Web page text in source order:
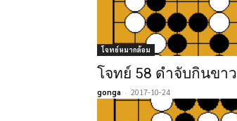
โจทย์หมากล้อม
โจทย์ 58 ดำจับกินขาว
gonga - 2017-10-24